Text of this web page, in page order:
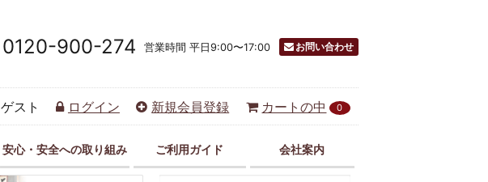
0120-900-274 営業時間 平日9:00〜17:00 お問い合わせ
ゲスト ログイン 新規会員登録 カートの中 0
安心・安全への取り組み ご利用ガイド 会社案内